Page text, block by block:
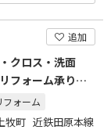
追加
クロス・洗面
フォーム承りま
フォーム
牧町 近鉄田原本線